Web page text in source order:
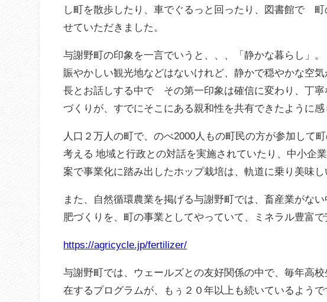
し町を散歩したり、車でぐるっと回ったり、図書館で
せていただきました。
与謝野町の印象を一言でいうと、、、「静かな暮らし」。
賑やかしい観光地などはないけれど、静かで穏やかな空
長とお話しする中で その第一印象は確信に変わり、丁
づくりが、すでにそこにある親和性を共有できたように感
人口２万人の町で、のべ2000人もの町民の方が参加して
考える 地域と行政との対話を実施されていたり、中小企
案で事業化に踏み出したホップ栽培は、軌道に乗り美味
また、自然循環農業を掲げる与謝野町では、畜産業がな
肥づくりを、町の事業としてやっていて、ミネラル豊富
https://agricycle.jp/fertilizer/
与謝野町では、ウェールズとの友好関係の中で、毎年高
在するプログラムが、もぅ２０年以上も続いているようで